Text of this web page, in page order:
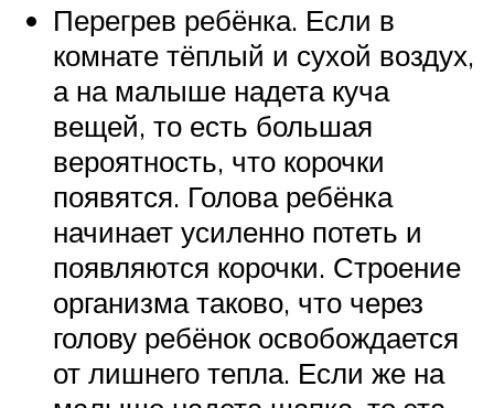
Перегрев ребёнка. Если в
комнате тёплый и сухой воздух,
а на малыше надета куча
вещей, то есть большая
вероятность, что корочки
появятся. Голова ребёнка
начинает усиленно потеть и
появляются корочки. Строение
организма таково, что через
голову ребёнок освобождается
от лишнего тепла. Если же на